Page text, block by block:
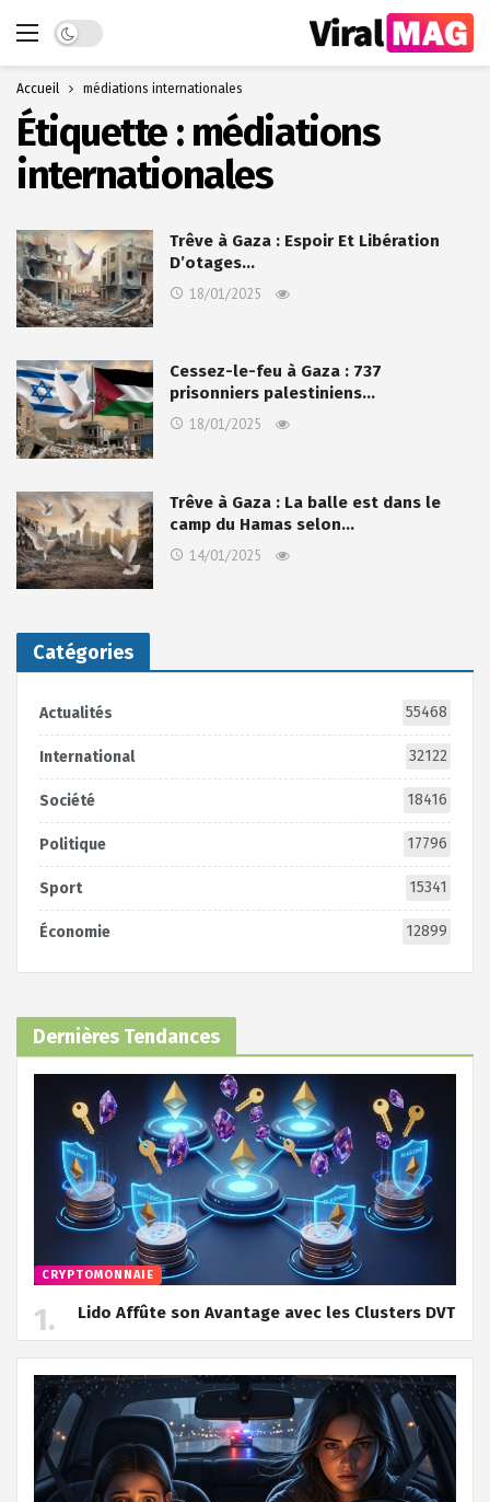
Dark mode
Accueil médiations internationales
Étiquette : médiations
internationales
Trêve à Gaza : Espoir Et Libération
D’otages…
18/01/2025
Cessez-le-feu à Gaza : 737
prisonniers palestiniens…
18/01/2025
Trêve à Gaza : La balle est dans le
camp du Hamas selon…
14/01/2025
Catégories
Actualités 55468
International 32122
Société 18416
Politique 17796
Sport 15341
Économie 12899
Dernières Tendances
CRYPTOMONNAIE
Lido Affûte son Avantage avec les Clusters DVT